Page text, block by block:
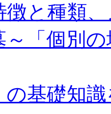
徴と種類
～「個別
の基礎知